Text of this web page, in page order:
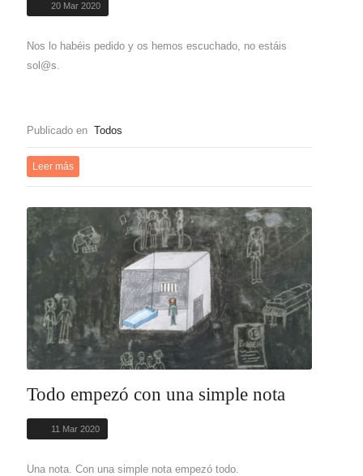
20 Mar 2020
Nos lo habéis pedido y os hemos escuchado, no estáis
sol@s.
Publicado en Todos
Leer más
Todo empezó con una simple nota
11 Mar 2020
Una nota. Con una simple nota empezó todo.